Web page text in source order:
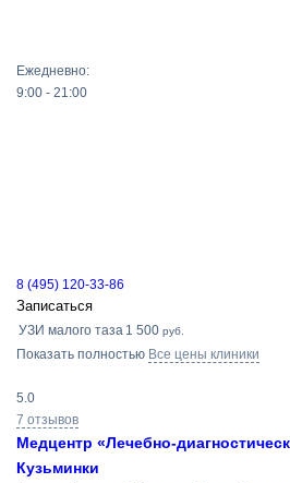
Ежедневно:
9:00 - 21:00
8 (495) 120-33-86
Записаться
УЗИ малого таза 1 500 руб.
Показать полностью Все цены клиники
5.0
7 отзывов
Медцентр «Лечебно-
Кузьминки